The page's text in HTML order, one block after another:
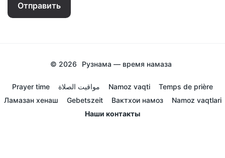
Отправить
© 2026 Рузнама — время намаза
Prayer time مواقيت الصلاة Namoz vaqti
Temps de prière
Ламазан хенаш
Gebetszeit Вактхои намоз
Namoz vaqtlari
Наши контакты